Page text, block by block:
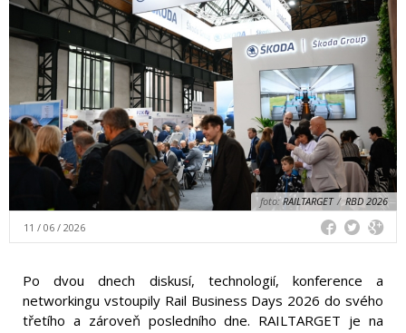
foto:RAILTARGET / RBD 2026
11 / 06 / 2026
Po dvou dnech diskusí, technologií, konference a
networkingu vstoupily Rail Business Days 2026 do svého
třetího a zároveň posledního dne. RAILTARGET je na